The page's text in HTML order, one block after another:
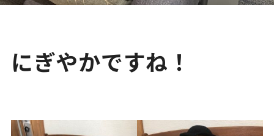
にぎやかですね！